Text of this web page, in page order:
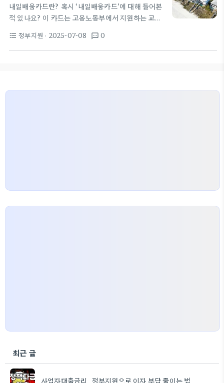
도에 차이가 있습니다. 최근에는 지원한도 상향 등의
제도 변화가 있어 상담 시 최신 공지와 지역별 추가 지
원(예: 수원국비지원)을 함께 문의하는 것이 좋습니
내일배움카드란? 혹시 ‘내일배움카드’에 대해 들어본
적 있나요? 이 카드는 고용노동부에서 지원하는 교육
다. 특히 국비지원아카데미를 통해 실질적인 교육을
받을 수 있는데요, 이를 통해 자격증 취득이나 직무능
format_list_bulleted 정부지원 · 2025-07-08 textsms 0
최근 글
사업자대출금리, 정부지원으로 이자 부담 줄이는 법